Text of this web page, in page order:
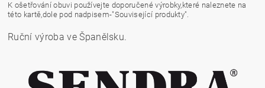
K ošetřování obuvi používejte doporučené výrobky,které naleznete na
této kartě,dole pod nadpisem-"Související produkty".
Ruční výroba ve Španělsku.